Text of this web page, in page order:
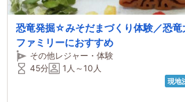
恐竜発掘☆みそだまづくり体験／恐竜
ファミリーにおすすめ
その他レジャー・体験
45分
1人～10人
現地